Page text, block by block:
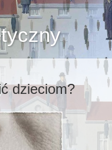
dzieciom?